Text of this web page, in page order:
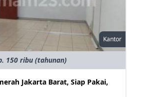
Kantor
150 ribu (tahunan)
Jakarta Barat, Siap Pakai,